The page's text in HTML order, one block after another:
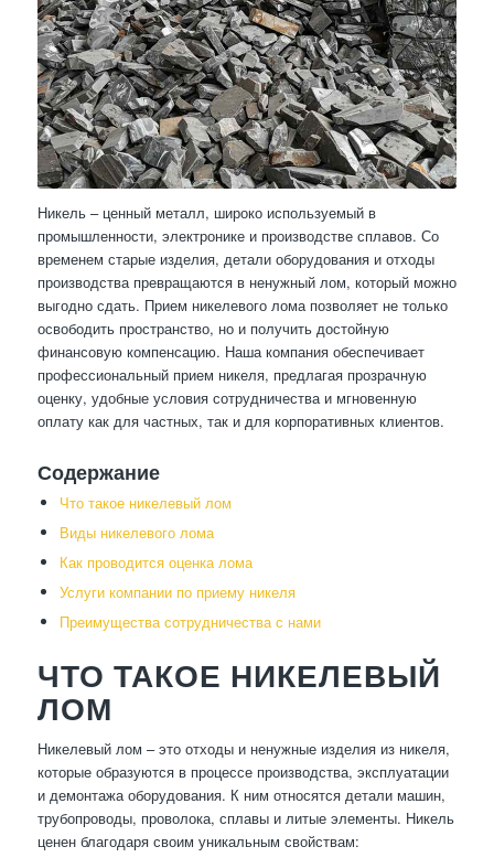
Никель – ценный металл, широко используемый в
промышленности, электронике и производстве сплавов. Со
временем старые изделия, детали оборудования и отходы
производства превращаются в ненужный лом, который можно
выгодно сдать. Прием никелевого лома позволяет не только
освободить пространство, но и получить достойную
финансовую компенсацию. Наша компания обеспечивает
профессиональный прием никеля, предлагая прозрачную
оценку, удобные условия сотрудничества и мгновенную
оплату как для частных, так и для корпоративных клиентов.
Содержание
Что такое никелевый лом
Виды никелевого лома
Как проводится оценка лома
Услуги компании по приему никеля
Преимущества сотрудничества с нами
ЧТО ТАКОЕ НИКЕЛЕВЫЙ
ЛОМ
Никелевый лом – это отходы и ненужные изделия из никеля,
которые образуются в процессе производства, эксплуатации
и демонтажа оборудования. К ним относятся детали машин,
трубопроводы, проволока, сплавы и литые элементы. Никель
ценен благодаря своим уникальным свойствам: